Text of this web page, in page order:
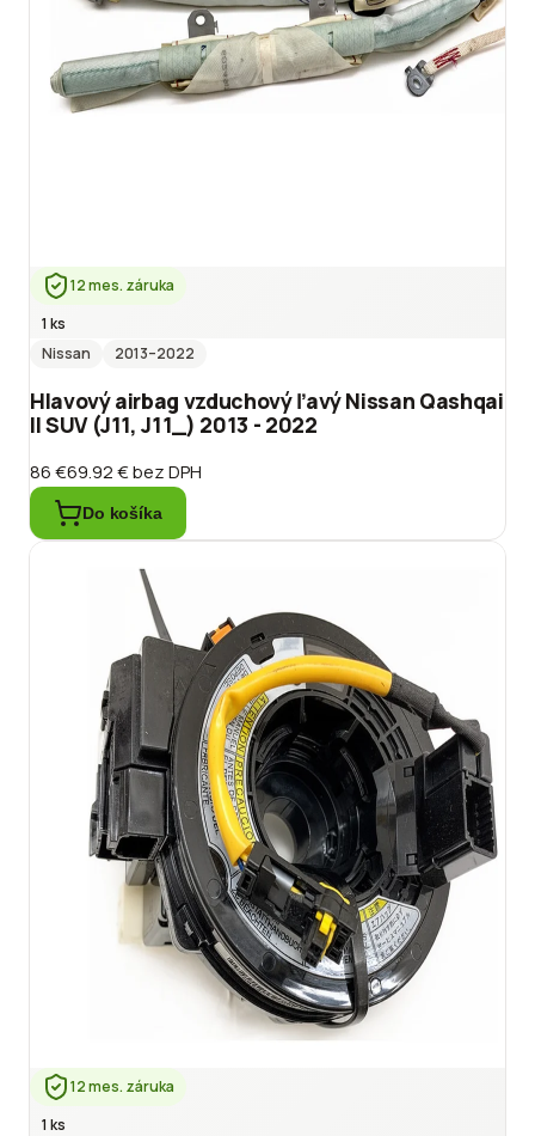
12 mes. záruka
1 ks
Nissan
2013–2022
Hlavový airbag vzduchový ľavý Nissan Qashqai
II SUV (J11, J11_) 2013 - 2022
86 €69.92 €bez DPH
Do košíka
12 mes. záruka
1 ks